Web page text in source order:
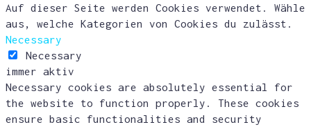
Auf dieser Seite werden Cookies verwendet. Wähle
aus, welche Kategorien von Cookies du zulässt.
Necessary
Necessary
immer aktiv
Necessary cookies are absolutely essential for
the website to function properly. These cookies
ensure basic functionalities and security